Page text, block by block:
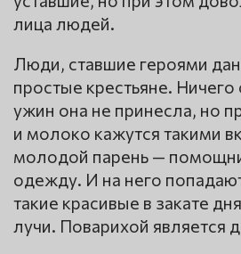
лица людей.
Люди, ставшие героями
простые крестьяне.
ужин она не принесла, но
и молоко кажутся такими
молодой парень —
одежду. И на него
такие красивые в закате
лучи. Поварихой является